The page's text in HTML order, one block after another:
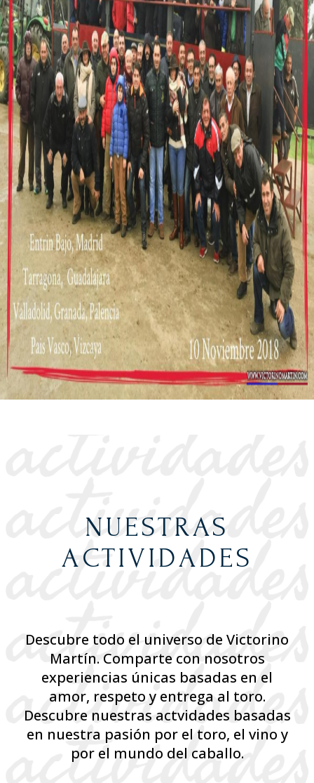
NUESTRAS
ACTIVIDADES
Descubre todo el universo de Victorino
Martín. Comparte con nosotros
experiencias únicas basadas en el
amor, respeto y entrega al toro.
Descubre nuestras actvidades basadas
en nuestra pasión por el toro, el vino y
por el mundo del caballo.